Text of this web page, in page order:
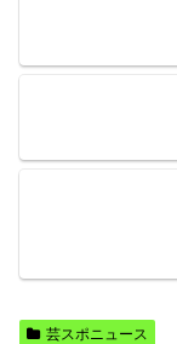
芸スポニュース